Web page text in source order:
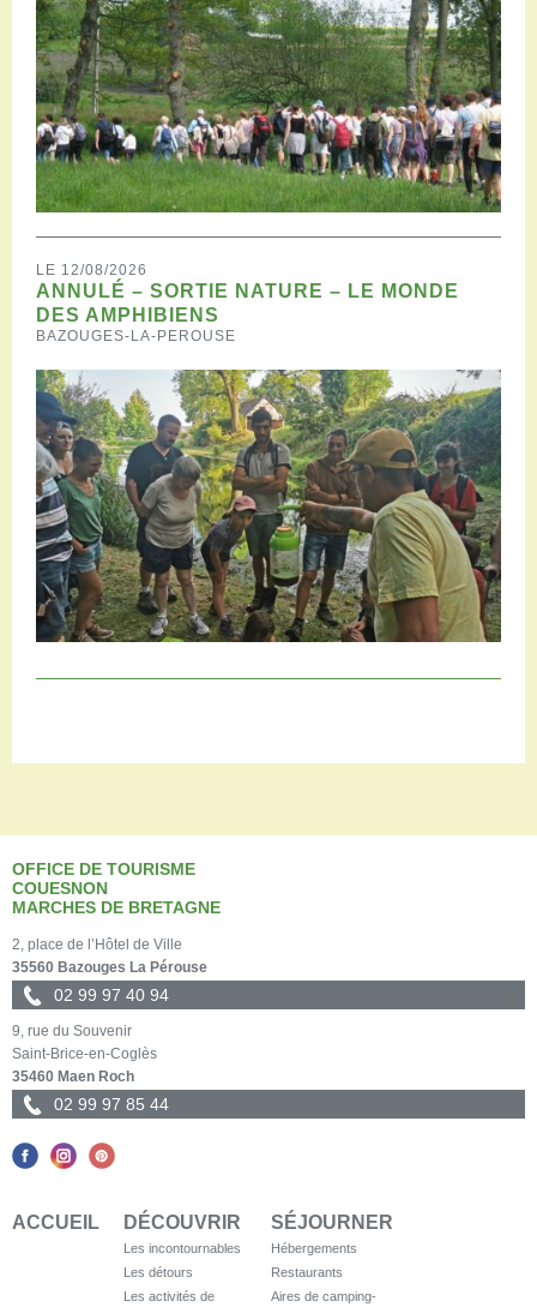
LE 12/08/2026
ANNULÉ – SORTIE NATURE – LE MONDE
DES AMPHIBIENS
BAZOUGES-LA-PEROUSE
OFFICE DE TOURISME
COUESNON
MARCHES DE BRETAGNE
2, place de l’Hôtel de Ville
35560 Bazouges La Pérouse
02 99 97 40 94
9, rue du Souvenir
Saint-Brice-en-Coglès
35460 Maen Roch
02 99 97 85 44
ACCUEIL DÉCOUVRIR
Les incontournables
Les détours
Les activités de
SÉJOURNER
Hébergements
Restaurants
Aires de camping-